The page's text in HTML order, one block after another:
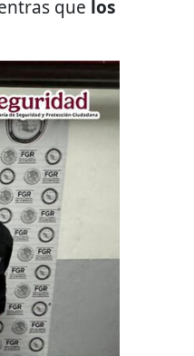
que los